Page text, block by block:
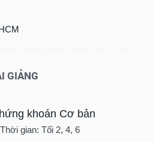
GIẢNG
khoán Cơ bản
gian: Tối 2, 4, 6